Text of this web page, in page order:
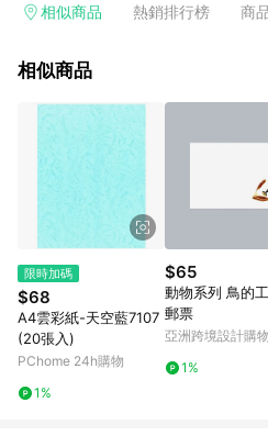
有好康。LINE好友招募中搜尋
相似商品 熱銷排行榜 商
相似商品
限時加碼
$68
A4雲彩紙-天空藍7107
(20張入)
PChome 24h購物
1%
$65
動物系列 鳥的
郵票
亞洲跨境設計購
1%